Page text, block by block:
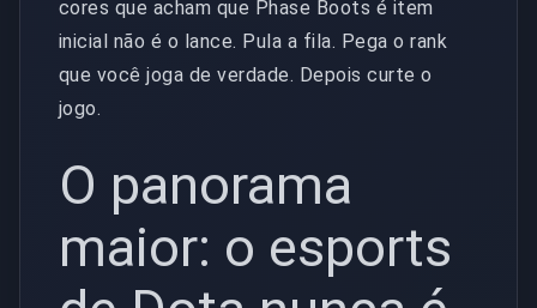
cores que acham que Phase Boots é item
inicial não é o lance. Pula a fila. Pega o rank
que você joga de verdade. Depois curte o
jogo.
O panorama
maior: o esports